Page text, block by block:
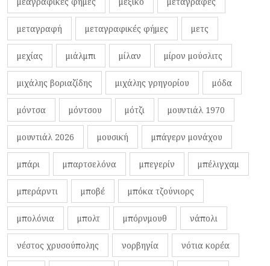
μεταγραφή μεταγραφικές φήμες μετς
μεχίας μιάλμπι μίλαν μίρον μούσλιτς
μιχάλης βοριαζίδης μιχάλης γρηγορίου μόδα
μόντσα μόντσου μότζι μουντιάλ 1970
μουντιάλ 2026 μουσική μπάγερν μονάχου
μπάρι μπαρτσελόνα μπεγερίν μπέλιγχαμ
μπεράρντι μποβέ μπόκα τζούνιορς
μπολόνια μπολτ μπόρνμουθ νάπολι
νέστος χρυσούπολης νορβηγία νότια κορέα